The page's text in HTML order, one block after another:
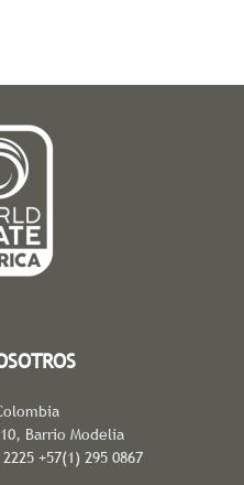
Barrio Modelia
+57(1) 295 0867